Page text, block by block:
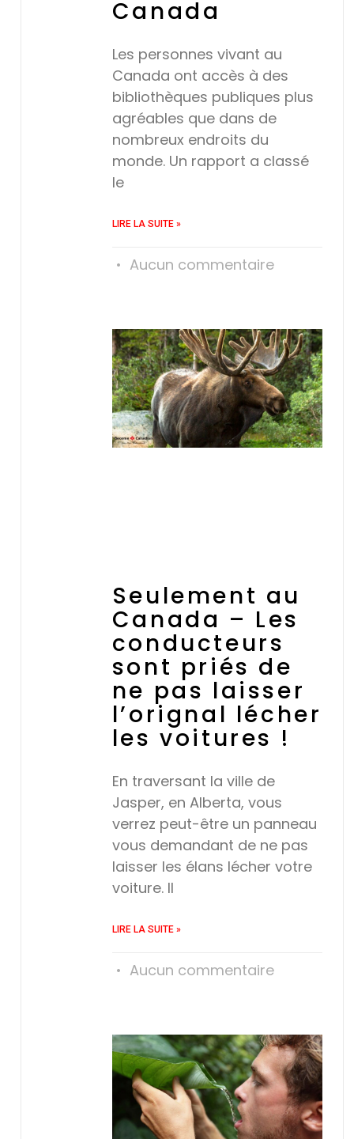
Canada
Les personnes vivant au
Canada ont accès à des
bibliothèques publiques plus
agréables que dans de
nombreux endroits du
monde. Un rapport a classé
le
LIRE LA SUITE »
Aucun commentaire
Seulement au
Canada – Les
conducteurs
sont priés de
ne pas laisser
l’orignal lécher
les voitures !
En traversant la ville de
Jasper, en Alberta, vous
verrez peut-être un panneau
vous demandant de ne pas
laisser les élans lécher votre
voiture. Il
LIRE LA SUITE »
Aucun commentaire